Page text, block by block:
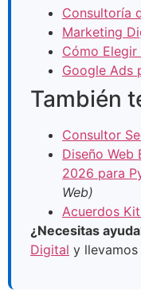
Consultoría
Marketing
Cómo
Google Ads
También
Consultor
Diseño Web
2026 para
Web)
Acuerdos
¿Necesitas
Digital y